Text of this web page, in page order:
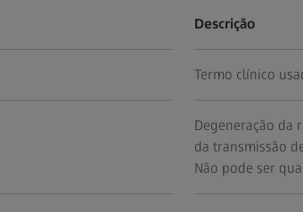
Descrição
Termo clínico
Degeneração da
da transmissão
Não pode ser